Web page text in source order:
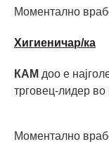
Моментално
Хигиеничар/ка
КАМ доо е
трговец-лидер
Моментално